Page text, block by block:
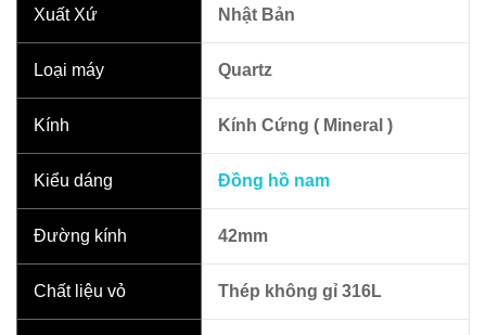
Xuất Xứ Nhật Bản
Loại máy Quartz
Kính Kính Cứng ( Mineral )
Kiểu dáng Đồng hồ nam
Đường kính 42mm
Chất liệu vỏ Thép không gỉ 316L